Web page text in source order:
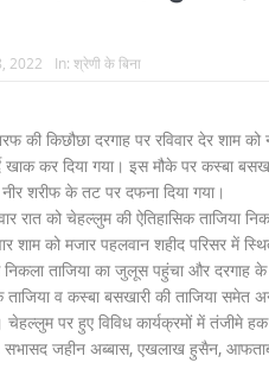
2022 In: श्रेणी के बिना
किछौछा दरगाह पर रविवार देर शाम को
खाक कर दिया गया। इस मौके पर कस्बा
शरीफ के तट पर दफना दिया गया।
रात को चेहल्लुम की ऐतिहासिक ताजिया
शाम को मजार पहलवान शहीद परिसर में
ताजिया का जुलूस पहुंचा और दरगाह के
व कस्बा बसखारी की ताजिया समेत
पर हुए विविध कार्यक्रमों में तंजीमे
सभासद जहीन अब्बास, एखलाख हुसैन,